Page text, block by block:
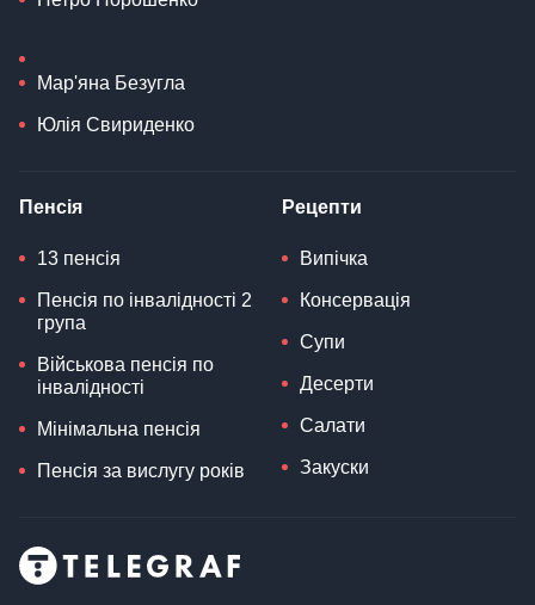
Мар'яна Безугла
Юлія Свириденко
Пенсія
13 пенсія
Пенсія по інвалідності 2
група
Військова пенсія по
інвалідності
Мінімальна пенсія
Пенсія за вислугу років
Рецепти
Випічка
Консервація
Супи
Десерти
Салати
Закуски